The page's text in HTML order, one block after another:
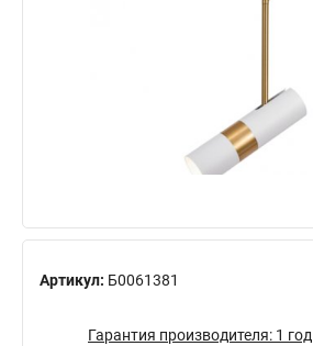
Артикул: Б0061381
Гарантия производителя: 1 год